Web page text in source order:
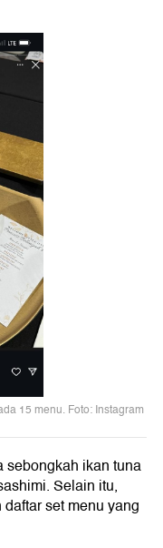
15 menu. Foto: Instagram
sebongkah ikan tuna
Selain itu,
set menu yang